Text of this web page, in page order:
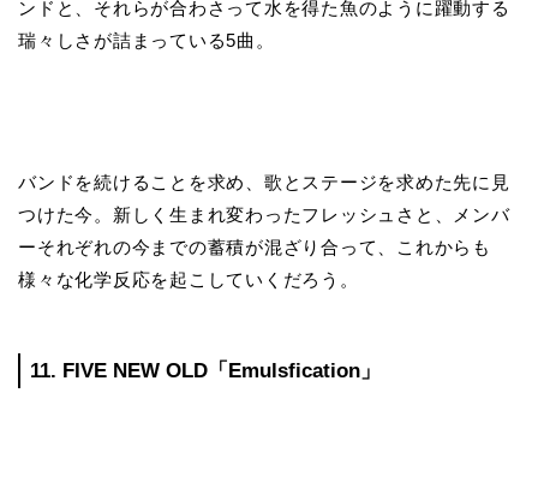
ンドと、それらが合わさって水を得た魚のように躍動する
瑞々しさが詰まっている5曲。
バンドを続けることを求め、歌とステージを求めた先に見
つけた今。新しく生まれ変わったフレッシュさと、メンバ
ーそれぞれの今までの蓄積が混ざり合って、これからも
様々な化学反応を起こしていくだろう。
11. FIVE NEW OLD「Emulsfication」